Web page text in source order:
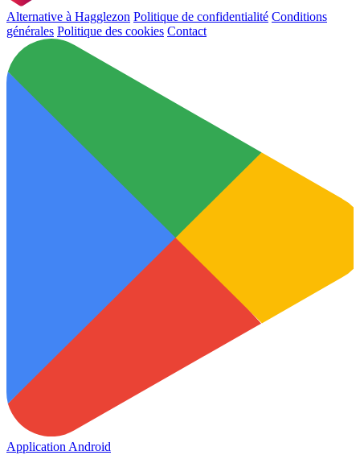
Alternative à Hagglezon Politique de confidentialité Conditions
générales Politique des cookies Contact
Application Android